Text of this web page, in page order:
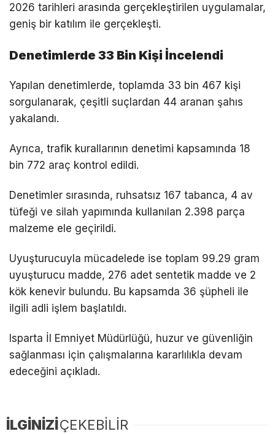
2026 tarihleri arasında gerçekleştirilen uygulamalar,
geniş bir katılım ile gerçekleşti.
Denetimlerde 33 Bin Kişi İncelendi
Yapılan denetimlerde, toplamda 33 bin 467 kişi
sorgulanarak, çeşitli suçlardan 44 aranan şahıs
yakalandı.
Ayrıca, trafik kurallarının denetimi kapsamında 18
bin 772 araç kontrol edildi.
Denetimler sırasında, ruhsatsız 167 tabanca, 4 av
tüfeği ve silah yapımında kullanılan 2.398 parça
malzeme ele geçirildi.
Uyuşturucuyla mücadelede ise toplam 99.29 gram
uyuşturucu madde, 276 adet sentetik madde ve 2
kök kenevir bulundu. Bu kapsamda 36 şüpheli ile
ilgili adli işlem başlatıldı.
Isparta İl Emniyet Müdürlüğü, huzur ve güvenliğin
sağlanması için çalışmalarına kararlılıkla devam
edeceğini açıkladı.
İLGİNİZİÇEKEBİLİR